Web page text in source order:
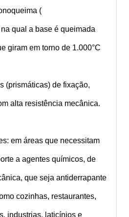
(
qual a base é queimada
giram em torno de 1.000°C
(prismáticas) de fixação,
alta resistência mecânica.
em áreas que necessitam
a agentes químicos, de
que seja antiderrapante
cozinhas, restaurantes,
industrias, laticínios e